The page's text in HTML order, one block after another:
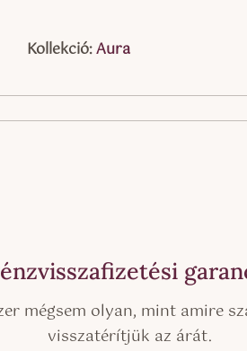
Kollekció:Aura
mégsem olyan, mint amire
visszatérítjük az árát.